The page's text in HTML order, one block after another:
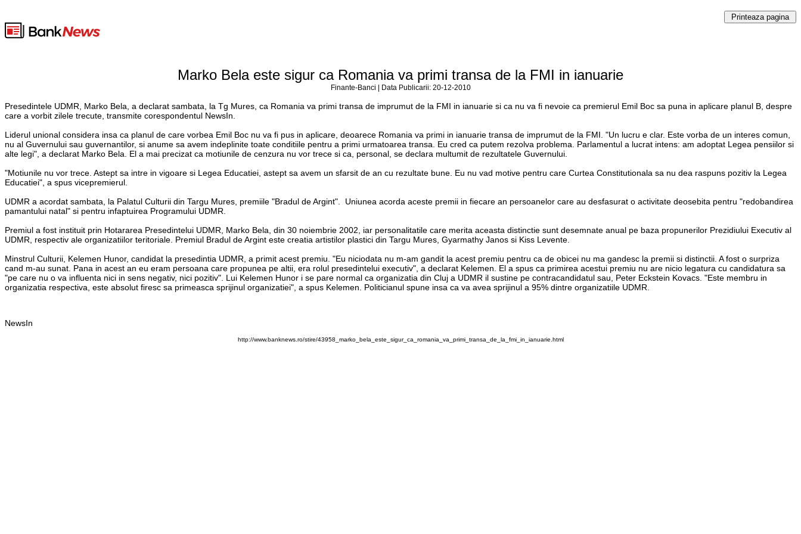
Marko Bela este sigur ca Romania va primi transa de la FMI in ianuarie
Finante-Banci | Data Publicarii: 20-12-2010
Presedintele UDMR, Marko Bela, a declarat sambata, la Tg Mures, ca Romania va primi transa de imprumut de la FMI in ianuarie si ca nu va fi nevoie ca premierul Emil Boc sa puna in aplicare planul B, despre
care a vorbit zilele trecute, transmite corespondentul NewsIn.
Liderul unional considera insa ca planul de care vorbea Emil Boc nu va fi pus in aplicare, deoarece Romania va primi in ianuarie transa de imprumut de la FMI. "Un lucru e clar. Este vorba de un interes comun,
nu al Guvernului sau guvernantilor, si anume sa avem indeplinite toate conditiile pentru a primi urmatoarea transa. Eu cred ca putem rezolva problema. Parlamentul a lucrat intens: am adoptat Legea pensiilor si
alte legi", a declarat Marko Bela. El a mai precizat ca motiunile de cenzura nu vor trece si ca, personal, se declara multumit de rezultatele Guvernului.
"Motiunile nu vor trece. Astept sa intre in vigoare si Legea Educatiei, astept sa avem un sfarsit de an cu rezultate bune. Eu nu vad motive pentru care Curtea Constitutionala sa nu dea raspuns pozitiv la Legea
Educatiei", a spus vicepremierul.
UDMR a acordat sambata, la Palatul Culturii din Targu Mures, premiile "Bradul de Argint". Uniunea acorda aceste premii in fiecare an persoanelor care au desfasurat o activitate deosebita pentru "redobandirea
pamantului natal" si pentru infaptuirea Programului UDMR.
Premiul a fost instituit prin Hotararea Presedintelui UDMR, Marko Bela, din 30 noiembrie 2002, iar personalitatile care merita aceasta distinctie sunt desemnate anual pe baza propunerilor Prezidiului Executiv al
UDMR, respectiv ale organizatiilor teritoriale. Premiul Bradul de Argint este creatia artistilor plastici din Targu Mures, Gyarmathy Janos si Kiss Levente.
Minstrul Culturii, Kelemen Hunor, candidat la presedintia UDMR, a primit acest premiu. "Eu niciodata nu m-am gandit la acest premiu pentru ca de obicei nu ma gandesc la premii si distinctii. A fost o surpriza
cand m-au sunat. Pana in acest an eu eram persoana care propunea pe altii, era rolul presedintelui executiv", a declarat Kelemen. El a spus ca primirea acestui premiu nu are nicio legatura cu candidatura sa
"pe care nu o va influenta nici in sens negativ, nici pozitiv". Lui Kelemen Hunor i se pare normal ca organizatia din Cluj a UDMR il sustine pe contracandidatul sau, Peter Eckstein Kovacs. "Este membru in
organizatia respectiva, este absolut firesc sa primeasca sprijinul organizatiei", a spus Kelemen. Politicianul spune insa ca va avea sprijinul a 95% dintre organizatiile UDMR.
NewsIn
http://www.banknews.ro/stire/43958_marko_bela_este_sigur_ca_romania_va_primi_transa_de_la_fmi_in_ianuarie.html